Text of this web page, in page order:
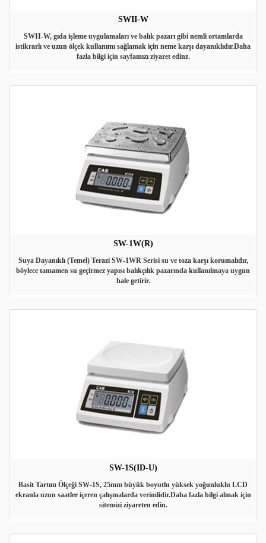
SWII-W
SWII-W, gıda işleme uygulamaları ve balık pazarı gibi nemli ortamlarda
istikrarlı ve uzun ölçek kullanımı sağlamak için neme karşı dayanıklıdır.Daha
fazla bilgi için sayfamızı ziyaret edinz.
SW-1W(R)
Suya Dayanıklı (Temel) Terazi SW-1WR Serisi su ve toza karşı korumalıdır,
böylece tamamen su geçirmez yapısı balıkçılık pazarında kullanılmaya uygun
hale getirir.
SW-1S(ID-U)
Basit Tartım Ölçeği SW-1S, 25mm büyük boyutlu yüksek yoğunluklu LCD
ekranla uzun saatler içeren çalışmalarda verimlidir.Daha fazla bilgi almak için
sitemizi ziyareten edin.